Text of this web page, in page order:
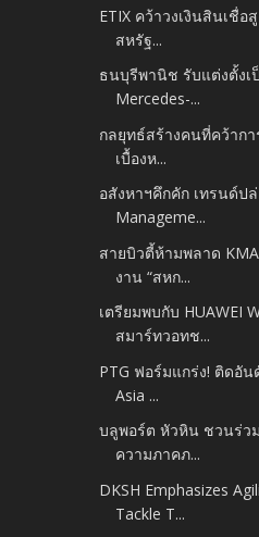
ETIX คว้าวงเงินสินเชื่
สหรัฐ...
ธนบุรีพานิช รับแต่งตั้ง
Mercedes-...
กลยุทธ์สร้างคนที่คว้าก
เบื้องห...
อสังหาฯคึกคัก เทรนด์ป
Manageme...
สายบิวตี้ห้ามพลาด
งาน “สหก...
เตรียมพบกับ HUAWEI
สมาร์ทวอทช...
PTG ฟอร์มแกร่ง! ติดอั
Asia ...
บลูพอร์ต หัวหิน ชวนร่ว
ความภาคภ...
DKSH Emphasizes
Tackle T...